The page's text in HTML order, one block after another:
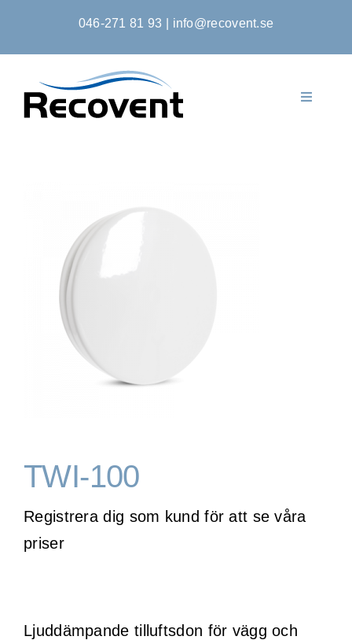
046-271 81 93 info@recovent.se
Toggle
Kontoansökan
TWI-100
Registrera dig som kund för att se våra
priser
Ljuddämpande tilluftsdon för vägg och